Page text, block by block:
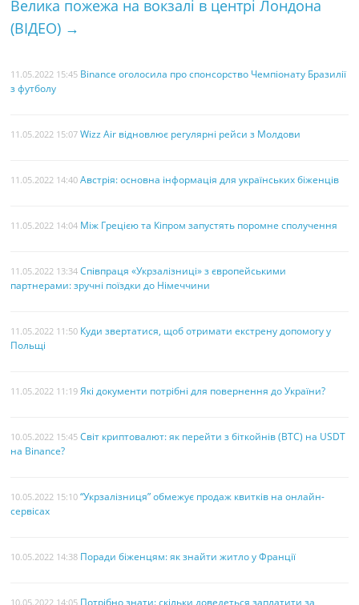
t
Велика пожежа на вокзалі в центрі Лондона
(ВІДЕО) →
11.05.2022 15:45 Binance оголосила про спонсорство Чемпіонату Бразилії
з футболу
11.05.2022 15:07 Wizz Air відновлює регулярні рейси з Молдови
11.05.2022 14:40 Австрія: основна інформація для українських біженців
11.05.2022 14:04 Між Грецією та Кіпром запустять поромне сполучення
11.05.2022 13:34 Співпраця «Укрзалізниці» з європейськими
партнерами: зручні поїздки до Німеччини
11.05.2022 11:50 Куди звертатися, щоб отримати екстрену допомогу у
Польщі
11.05.2022 11:19 Які документи потрібні для повернення до України?
10.05.2022 15:45 Світ криптовалют: як перейти з біткойнів (BTC) на USDT
на Binance?
10.05.2022 15:10 “Укрзалізниця” обмежує продаж квитків на онлайн-
сервісах
10.05.2022 14:38 Поради біженцям: як знайти житло у Франції
10.05.2022 14:05 Потрібно знати: скільки доведеться заплатити за